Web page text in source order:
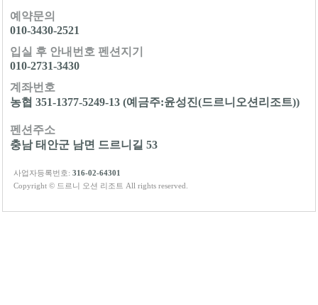
예약문의
010-3430-2521
입실 후 안내번호 펜션지기
010-2731-3430
계좌번호
농협 351-1377-5249-13 (예금주:윤성진(드르니오션리조트))
펜션주소
충남 태안군 남면 드르니길 53
사업자등록번호: 316-02-64301
Copyright © 드르니 오션 리조트 All rights reserved.